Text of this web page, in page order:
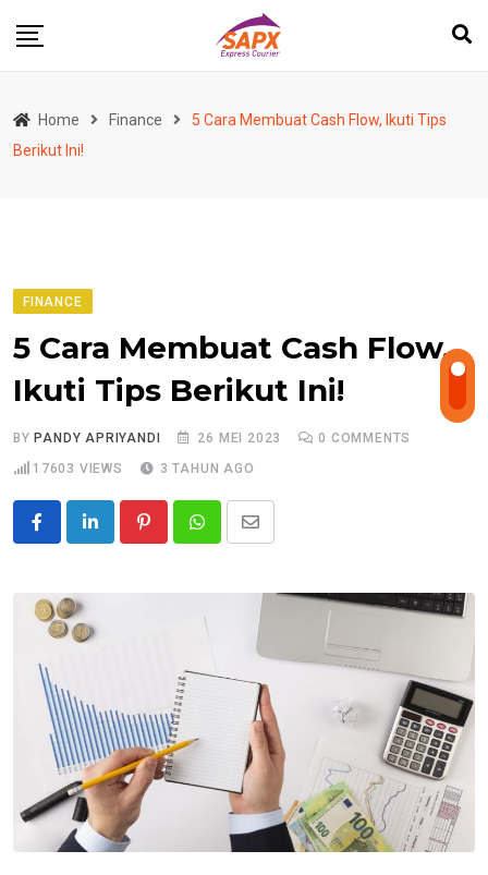
Home Finance
5 Cara Membuat Cash Flow, Ikuti Tips
Berikut Ini!
FINANCE
5 Cara Membuat Cash Flow,
Ikuti Tips Berikut Ini!
BY PANDY APRIYANDI 26 MEI 2023 0 COMMENTS
17603 VIEWS 3 TAHUN AGO
PinterestWhatsappShare
Email